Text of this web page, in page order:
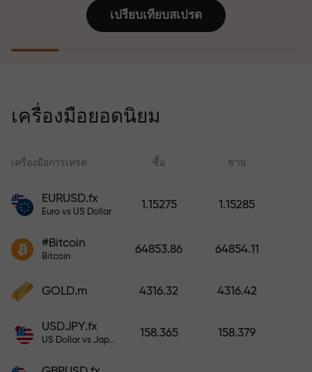
คนสามารถรับ iPhone, MacBook
หรือทริปในฝัน เพียงแค่ฝากเงิน
การขาดทุนและรับประกันกำไรเพิ่ม
ปกป้อง!
ผิด ยิ่งฝากมาก ตัวคูณยิ่งสูง
เปรียบเทียบสเปรด
เครื่องมือยอดนิยม
เครื่องมือการเทรด ซื้อ ขาย
EURUSD.fx
Euro vs US Dollar
1.15275 1.15285
#Bitcoin
Bitcoin
64853.86 64854.11
GOLD.m 4316.32 4316.42
USDJPY.fx
US Dollar vs Japanese Yen
158.365 158.379